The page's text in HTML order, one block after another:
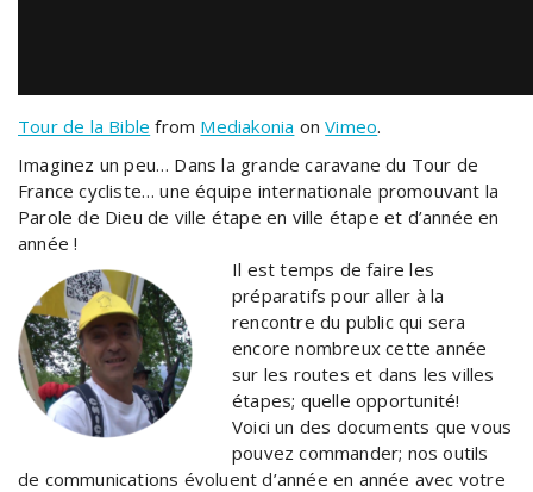
Tour de la Bible from Mediakonia onVimeo.
Imaginez un peu… Dans la grande caravane du Tour de
France cycliste… une équipe internationale promouvant la
Parole de Dieu de ville étape en ville étape et d’année en
année !
Il est temps de faire les
préparatifs pour aller à la
rencontre du public qui sera
encore nombreux cette année
sur les routes et dans les villes
étapes; quelle opportunité!
Voici un des documents que vous
pouvez commander; nos outils
de communications évoluent d’année en année avec votre